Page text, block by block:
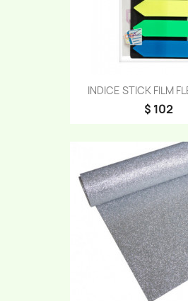
INDICE STICK FILM
$ 102